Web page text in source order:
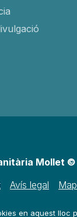
Mollet ©
Avís legal
en aquest lloc